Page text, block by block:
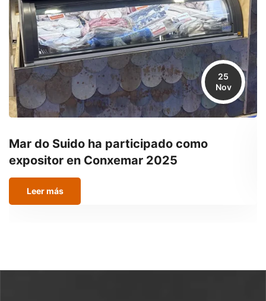
25
Nov
Mar do Suido ha participado como
expositor en Conxemar 2025
Leer más